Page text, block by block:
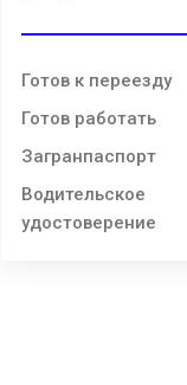
Готов к переезду
Готов работать
Загранпаспорт
Водительское
удостоверение